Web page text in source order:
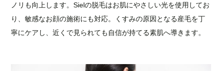
ノリも向上します。Sielの脱毛はお肌にやさしい光を使用してお
り、敏感なお顔の施術にも対応。くすみの原因となる産毛を丁
寧にケアし、近くで見られても自信が持てる素肌へ導きます。